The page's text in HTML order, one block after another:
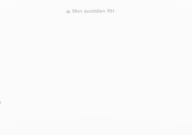
Mon quotidien RH